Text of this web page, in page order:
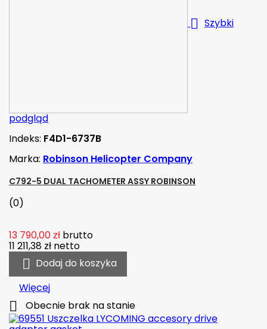
 Szybki
podgląd
Indeks: F4D1-6737B
Marka: Robinson Helicopter Company
C792-5 DUAL TACHOMETER ASSY ROBINSON
(0)
13 790,00 zł brutto
11 211,38 zł netto
 Dodaj do koszyka
Więcej
 Obecnie brak na stanie